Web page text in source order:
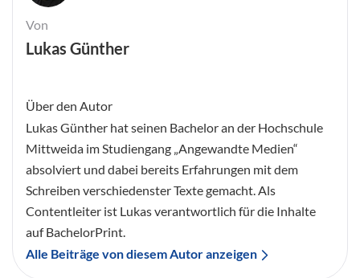
Von
Lukas Günther
Über den Autor
Lukas Günther hat seinen Bachelor an der Hochschule
Mittweida im Studiengang „Angewandte Medien“
absolviert und dabei bereits Erfahrungen mit dem
Schreiben verschiedenster Texte gemacht. Als
Contentleiter ist Lukas verantwortlich für die Inhalte
auf BachelorPrint.
Alle Beiträge von diesem Autor anzeigen